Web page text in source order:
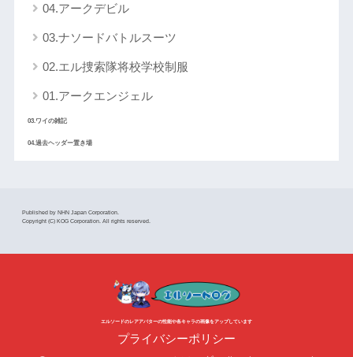
04.アークデビル
03.ナソードバトルスーツ
02.エル捜索隊将校学校制服
01.アークエンジェル
03.ワイの雑記
04.過去ヘッダー置き場
Published by NHN Japan Corporation.
Copyright (C) KOG Corporation. All rights reserved.
エルソードのレアアバターの性能や各キャラの画像をアップしています
プライバシーポリシー